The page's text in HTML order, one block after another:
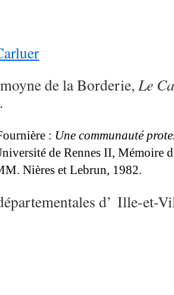
de la Borderie, Le
: Une communauté
de Rennes II, Mémoire
Nières et Lebrun, 1982.
d’ Ille-et-